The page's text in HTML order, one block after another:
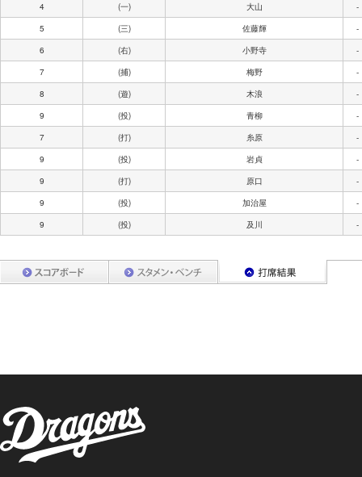
4
(一) 大山
-
5
(三) 佐藤輝
-
6
(右) 小野寺
-
7
(捕) 梅野
-
8
(遊) 木浪
-
9
(投) 青柳
-
7
(打) 糸原
-
9
(投) 岩貞
-
9
(打) 原口
-
9
(投) 加治屋
-
9
(投) 及川 -